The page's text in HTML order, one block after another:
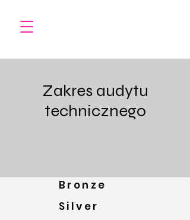
Zakres audytu
technicznego
Bronze
Silver